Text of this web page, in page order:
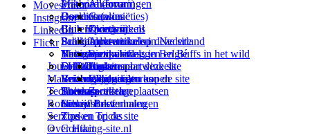
Movescount
Instagram
LinkedIn
Flickr
Jouw Hiking-site.nl
Prikbord (forum)
Goodies (winacties)
Club Hiking-site.nl
Schrijfblok-artikelen
Virtuele exposities
Fotoalbums
Materialen: kiezen en kopen
Materiaal-ervaringen
Boekrecensies
Buitensportwinkels
Buitensportwinkels in Nederland
Buitensportwinkels in Belgié
Online buitensportwinkels
Reisboekhandels
Technieken
Navigatie
EHBO
Verzorging
Thema-artikelen
Routes en Bestemmingen
Andorra
Catalonië
Zweden
Paalkamperen
Thema-artikelen
Andorra
Catalonië
Zweden
Schrijfblokverhalen
Service
Buitensportvacatures
Buitensportstageplaatsen
Links
Tips en Tricks
Over Hiking-site.nl
Deze site
Over mij
Adverteren op deze site
Summit-vlaggen en Buffs in het wild
Linken naar deze site
Wijzigingen aan de site
Sitemap
Nieuwsbrief
Zoeken op de site
Contact